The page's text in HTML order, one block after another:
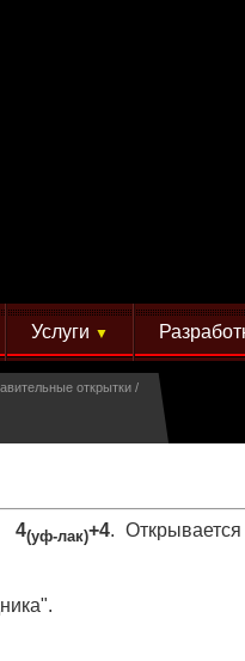
Услуги ▼
открытки
4(уф-лак)+4. Открывается